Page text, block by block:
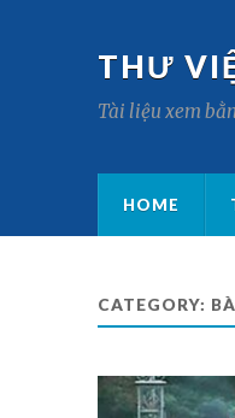
THƯ
Tài liệu xem
HOME
CATEGORY: